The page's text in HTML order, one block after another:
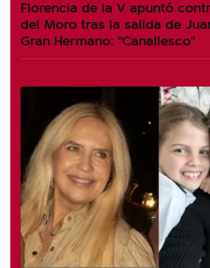
Florencia de la V apuntó
del Moro tras la salida de
Gran Hermano: "Canallesco"